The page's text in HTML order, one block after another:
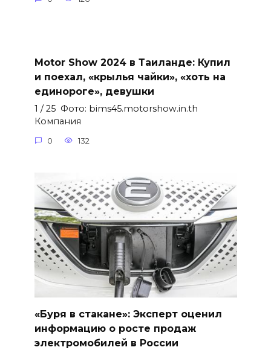
Motor Show 2024 в Таиланде: Купил
и поехал, «крылья чайки», «хоть на
единороге», девушки
1 / 25 Фото: bims45.motorshow.in.th
Компания
0 132
«Буря в стакане»: Эксперт оценил
информацию о росте продаж
электромобилей в России